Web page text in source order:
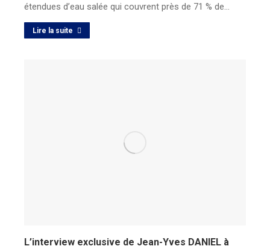
étendues d’eau salée qui couvrent près de 71 % de…
Lire la suite
L’interview exclusive de Jean-Yves DANIEL à